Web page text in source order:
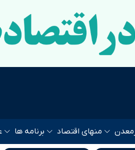
معدن منهای اقتصاد برنامه ها